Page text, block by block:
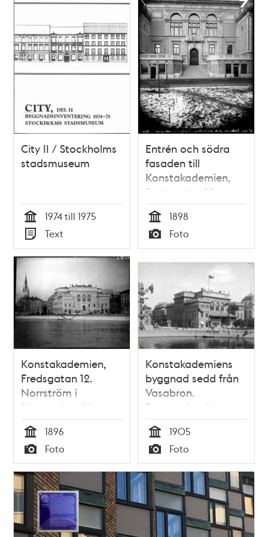
och
City II / Stockholms
stadsmuseum
Tid
1974 till 1975
Typ
Text
Entrén och södra
fasaden till
Konstakademien,
Fredsgatan 12
Tid
1898
Typ
Foto
Konstakademien,
Fredsgatan 12.
Norrström i
förgrunden. Klara
kyrka till vänster
Tid
1896
Typ
Foto
Konstakademiens
byggnad sedd från
Vasabron.
Byggnaden är
dekorerad i
samband med
hertigparet av
Skånes ankomst
Tid
1905
Typ
Foto